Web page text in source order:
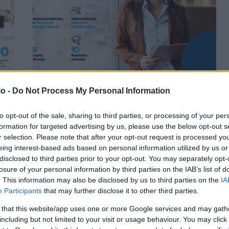
- Do Not Process My Personal Information
opt-out of the sale, sharing to third parties, or processing of your
for targeted advertising by us, please use the below opt-out
selection. Please note that after your opt-out request is processed
interest-based ads based on personal information utilized by us
to third parties prior to your opt-out. You may separately
of your personal information by third parties on the IAB’s list of
This information may also be disclosed by us to third parties on the
Participants that may further disclose it to other third parties.
that this website/app uses one or more Google services and may
but not limited to your visit or usage behaviour. You may
COSMOTE GROW YOUR BUSINESS: Νέος κύκλος
δεξιότητες για επιχειρήσεις
ΑΝΑΡΤΗΘΗΚΕ ΑΠΟ GEORGIOSXT@GMAIL.COM 15 ΣΕΠΤΕΜΒΡΊΟΥ 2023
Εκπαιδευτικό πρόγραμμα από το Εργαστήριο
Ηλεκτρονικού Εμπορίου (ELTRUN) του Οικονομικού
Πανεπιστημίου Αθηνών σε συνεργασία με την COSMOTE
Πιστοποιητικό κατάρτισης από…